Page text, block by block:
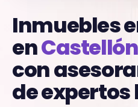
Inmuebles
enCastellón
con
de expertos